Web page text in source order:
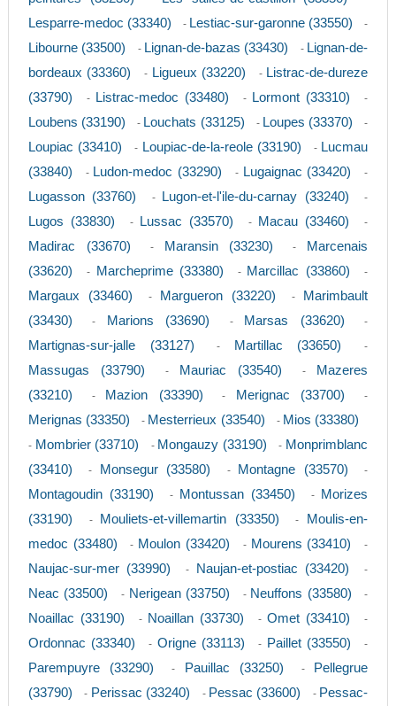
Lesparre-medoc (33340) - Lestiac-sur-garonne (33550) -
Libourne (33500) - Lignan-de-bazas (33430) - Lignan-de-
bordeaux (33360)
- Ligueux (33220) - Listrac-de-dureze
(33790)
- Listrac-medoc (33480) - Lormont (33310) -
Loubens (33190) - Louchats (33125) - Loupes (33370) -
Loupiac (33410) - Loupiac-de-la-reole (33190) - Lucmau
(33840)
- Ludon-medoc (33290) - Lugaignac (33420) -
Lugasson (33760) - Lugon-et-l'ile-du-carnay (33240) -
Lugos (33830) - Lussac (33570) - Macau (33460) -
Madirac (33670) - Maransin (33230) -
Marcenais
(33620)
- Marcheprime (33380) - Marcillac (33860) -
Margaux (33460) - Margueron (33220) -
Marimbault
(33430)
- Marions (33690) - Marsas (33620) -
Martignas-sur-jalle (33127) - Martillac (33650) -
Massugas (33790) - Mauriac (33540) -
Mazeres
(33210)
- Mazion (33390) - Merignac (33700) -
Merignas (33350) - Mesterrieux (33540) - Mios (33380)
- Mombrier (33710) - Mongauzy (33190) - Monprimblanc
(33410)
- Monsegur (33580) - Montagne (33570) -
Montagoudin (33190) - Montussan (33450) -
Morizes
(33190)
- Mouliets-et-villemartin (33350) -
Moulis-en-
medoc (33480)
- Moulon (33420) - Mourens (33410) -
Naujac-sur-mer (33990) - Naujan-et-postiac (33420) -
Neac (33500) - Nerigean (33750) - Neuffons (33580) -
Noaillac (33190) - Noaillan (33730) -Omet (33410) -
Ordonnac (33340) - Origne (33113) - Paillet (33550) -
Parempuyre (33290) - Pauillac (33250) -
Pellegrue
(33790)
- Perissac (33240) - Pessac (33600) - Pessac-